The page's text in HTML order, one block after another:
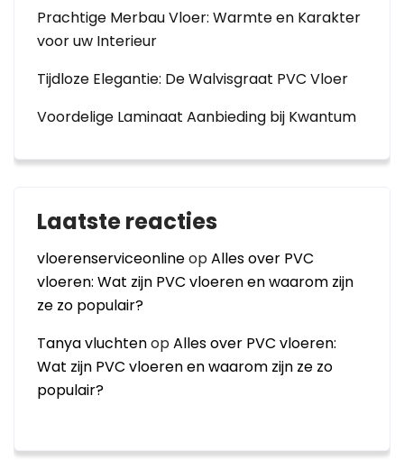
Prachtige Merbau Vloer: Warmte en Karakter
voor uw Interieur
Tijdloze Elegantie: De Walvisgraat PVC Vloer
Voordelige Laminaat Aanbieding bij Kwantum
Laatste reacties
vloerenserviceonlineopAlles over PVC
vloeren: Wat zijn PVC vloeren en waarom zijn
ze zo populair?
Tanya vluchtenopAlles over PVC vloeren:
Wat zijn PVC vloeren en waarom zijn ze zo
populair?